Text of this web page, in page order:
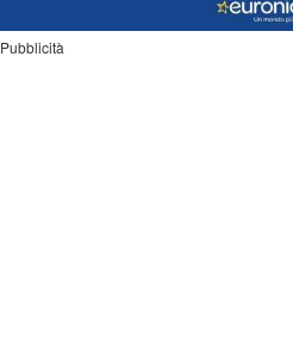
Pubblicità